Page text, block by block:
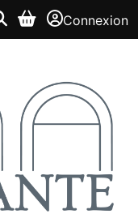
Connexion